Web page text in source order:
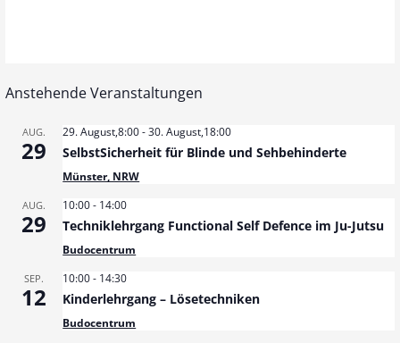
Anstehende Veranstaltungen
AUG.
29
29. August,8:00-30. August,18:00
SelbstSicherheit für Blinde und Sehbehinderte
Münster, NRW
AUG.
29
10:00- 14:00
Techniklehrgang Functional Self Defence im Ju-Jutsu
Budocentrum
SEP.
12
10:00- 14:30
Kinderlehrgang – Lösetechniken
Budocentrum